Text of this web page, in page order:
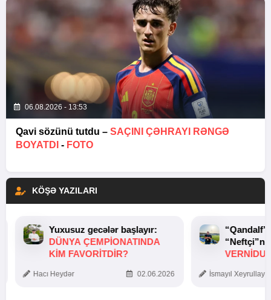
06.08.2026 - 13:53
Qavi sözünü tutdu – SAÇINI ÇƏHRAYI RƏNGƏ
BOYATDI - FOTO
KÖŞƏ YAZILARI
Yuxusuz gecələr başlayır:
DÜNYA ÇEMPIONATINDA
KIM FAVORITDIR?
Hacı Heydər 02.06.2026 İsmayıl